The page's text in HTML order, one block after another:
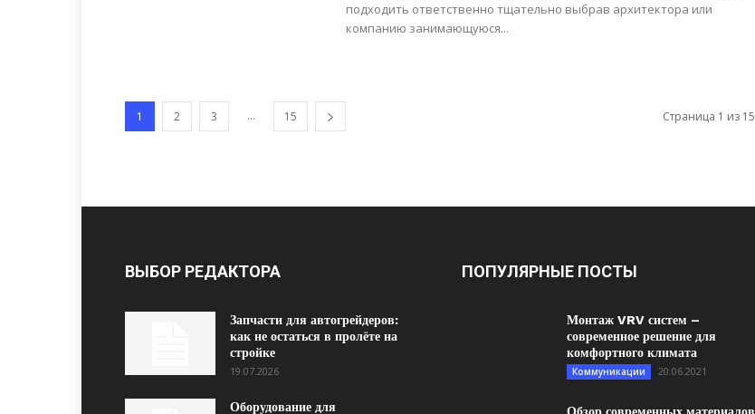
подходить ответственно тщательно выбрав архитектора или
компанию занимающуюся...
1 2 3 ... 15 Страница 1 из 15
ВЫБОР РЕДАКТОРА
Запчасти для автогрейдеров:
как не остаться в пролёте на
стройке
19.07.2026
Оборудование для
ПОПУЛЯРНЫЕ ПОСТЫ
Монтаж VRV систем –
современное решение для
комфортного климата
Коммуникации 20.06.2021